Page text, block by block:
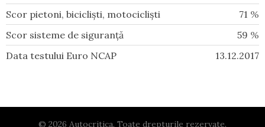
Scor pietoni, bicicliști, motocicliști
71 %
Scor sisteme de siguranță
59 %
Data testului Euro NCAP
13.12.2017
© 2026 Autocritica. Toate drepturile rezervate.